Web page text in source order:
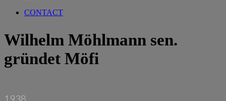
CONTACT
Wilhelm Möhlmann sen.
gründet Möfi
1938